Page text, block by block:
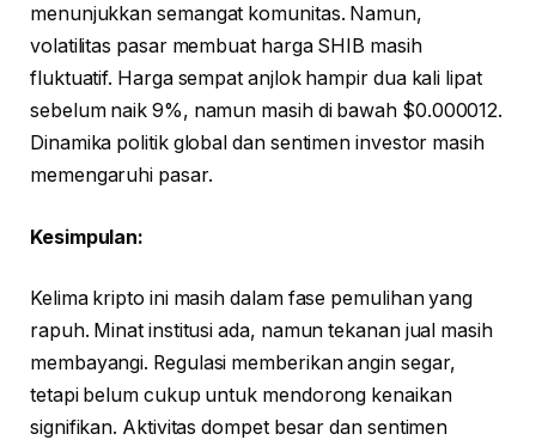
menunjukkan semangat komunitas. Namun,
volatilitas pasar membuat harga SHIB masih
fluktuatif. Harga sempat anjlok hampir dua kali lipat
sebelum naik 9%, namun masih di bawah $0.000012.
Dinamika politik global dan sentimen investor masih
memengaruhi pasar.
Kesimpulan:
Kelima kripto ini masih dalam fase pemulihan yang
rapuh. Minat institusi ada, namun tekanan jual masih
membayangi. Regulasi memberikan angin segar,
tetapi belum cukup untuk mendorong kenaikan
signifikan. Aktivitas dompet besar dan sentimen